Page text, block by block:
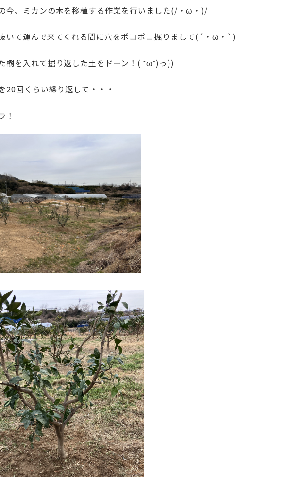
今、ミカンの木を移植する作業を行いました(/・ω・)/
いて運んで来てくれる間に穴をポコポコ掘りまして(´・ω・`)
樹を入れて掘り返した土をドーン！( ˘ω˘)っ))
20回くらい繰り返して・・・
！